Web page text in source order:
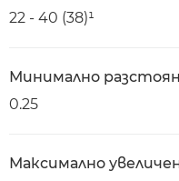
22 - 40 (38)¹
Минимално
0.25
Максимално